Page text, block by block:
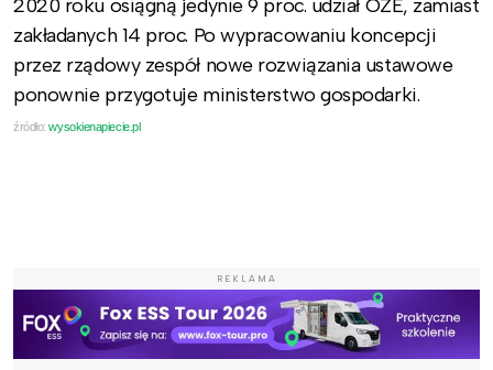
2020 roku osiągną jedynie 9 proc. udział OZE, zamiast
zakładanych 14 proc. Po wypracowaniu koncepcji
przez rządowy zespół nowe rozwiązania ustawowe
ponownie przygotuje ministerstwo gospodarki.
źródło:wysokienapiecie.pl
REKLAMA